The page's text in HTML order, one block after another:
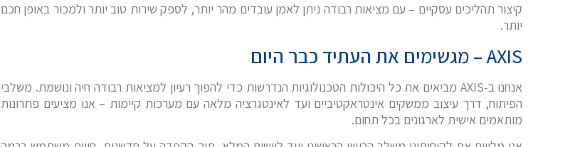
קיצור תהליכים עסקיים – עם מציאות רבודה ניתן לאמן עובדים מהר יותר, לספק שירות טוב יותר ולמכור באופן חכם
יותר.
AXIS– מגשימים את העתיד כבר היום
אנחנו ב-AXIS מביאים את כל היכולות הטכנולוגיות הנדרשות כדי להפוך רעיון למציאות רבודה חיה ונושמת. משלבי
הפיתוח, דרך עיצוב ממשקים אינטראקטיביים ועד לאינטגרציה מלאה עם מערכות קיימות – אנו מציעים פתרונות
מותאמים אישית לארגונים בכל תחום.